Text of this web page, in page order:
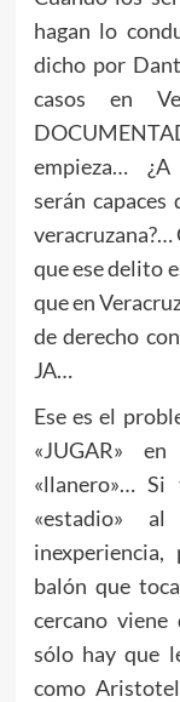
hagan lo
dicho por
casos en
empieza… ¿A
serán capaces
veracruzana?…
que ese delito
que en
de derecho
JA…
Ese es el
«JUGAR»
«llanero»…
«estadio»
balón que
cercano viene
sólo hay que
como